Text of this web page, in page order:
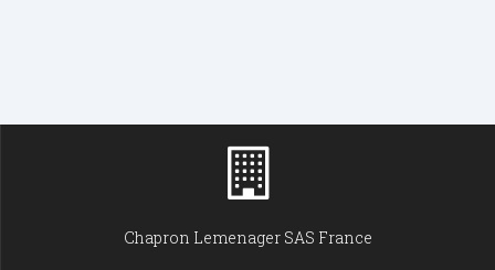
Chapron Lemenager SAS France